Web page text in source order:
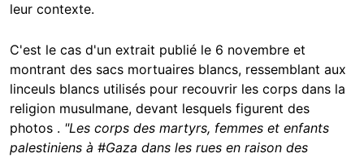
leur contexte.
C'est le cas d'un extrait publié le 6 novembre et
montrant des sacs mortuaires blancs, ressemblant aux
linceuls blancs utilisés pour recouvrir les corps dans la
religion musulmane, devant lesquels figurent des
photos . "Les corps des martyrs, femmes et enfants
palestiniens à #Gaza dans les rues en raison des